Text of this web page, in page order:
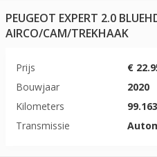
PEUGEOT EXPERT 2.0
AIRCO/CAM/TREKHAAK
Prijs
€
Bouwjaar
2020
Kilometers
Transmissie